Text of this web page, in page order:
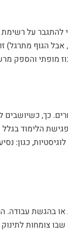
להתגבר על
הגוף מתרגל)
מופתי והספק
כך, כשיושבים
הלימוד
כגון:
בהגשת עבודה.
צומחות